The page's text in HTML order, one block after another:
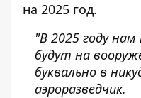
на 2025 год.
"В 2025 году
будут на
буквально в
аэроразведчик.